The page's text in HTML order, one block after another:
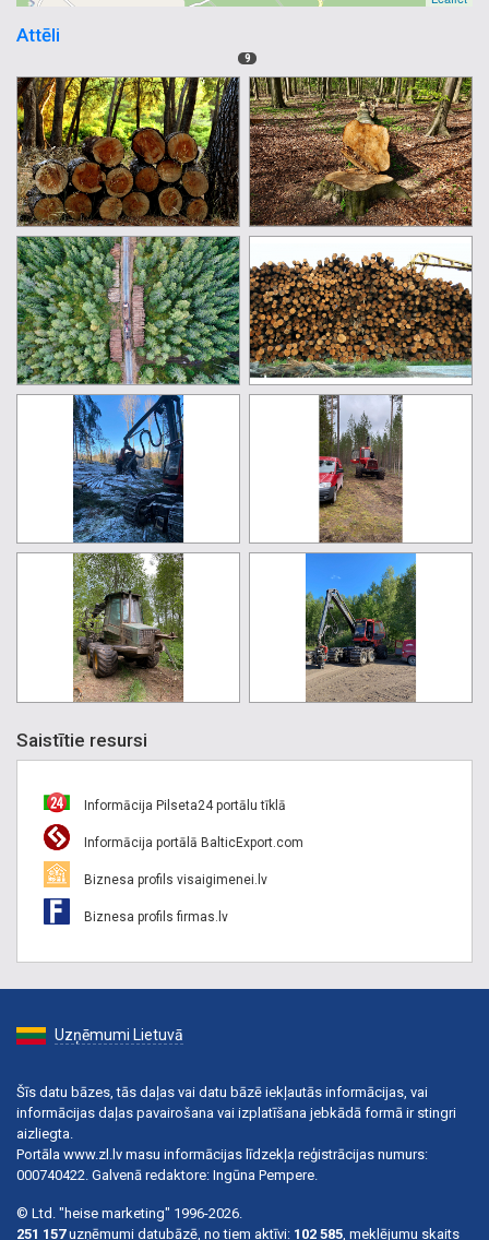
Attēli
9
Saistītie resursi
Informācija Pilseta24 portālu tīklā
Informācija portālā BalticExport.com
Biznesa profils visaigimenei.lv
Biznesa profils firmas.lv
Uzņēmumi Lietuvā
Šīs datu bāzes, tās daļas vai datu bāzē iekļautās informācijas, vai
informācijas daļas pavairošana vai izplatīšana jebkādā formā ir stingri
aizliegta.
Portāla www.zl.lv masu informācijas līdzekļa reģistrācijas numurs:
000740422. Galvenā redaktore: Ingūna Pempere.
© Ltd. "heise marketing" 1996-2026.
251 157uzņēmumi datubāzē, no tiem aktīvi: 102 585 , meklējumu skaits